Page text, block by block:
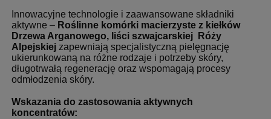
Innowacyjne technologie i zaawansowane składniki
aktywne – Roślinne komórki macierzyste z kiełków
Drzewa Arganowego, liści szwajcarskiej Róży
Alpejskiej zapewniają specjalistyczną pielęgnację
ukierunkowaną na różne rodzaje i potrzeby skóry,
długotrwałą regenerację oraz wspomagają procesy
odmłodzenia skóry.
Wskazania do zastosowania aktywnych
koncentratów: